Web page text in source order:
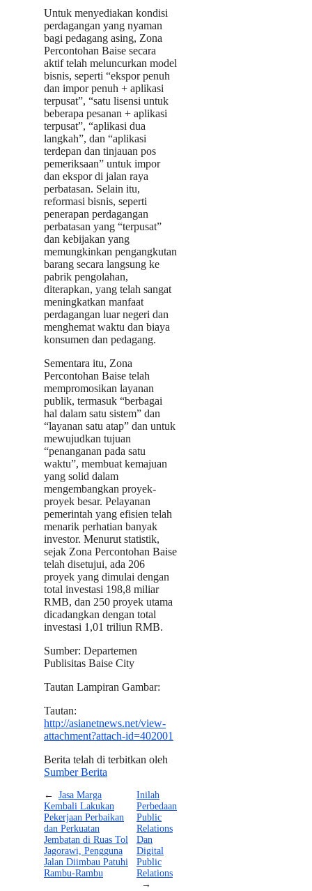
Untuk menyediakan kondisi
perdagangan yang nyaman
bagi pedagang asing, Zona
Percontohan Baise secara
aktif telah meluncurkan model
bisnis, seperti “ekspor penuh
dan impor penuh + aplikasi
terpusat”, “satu lisensi untuk
beberapa pesanan + aplikasi
terpusat”, “aplikasi dua
langkah”, dan “aplikasi
terdepan dan tinjauan pos
pemeriksaan” untuk impor
dan ekspor di jalan raya
perbatasan. Selain itu,
reformasi bisnis, seperti
penerapan perdagangan
perbatasan yang “terpusat”
dan kebijakan yang
memungkinkan pengangkutan
barang secara langsung ke
pabrik pengolahan,
diterapkan, yang telah sangat
meningkatkan manfaat
perdagangan luar negeri dan
menghemat waktu dan biaya
konsumen dan pedagang.
Sementara itu, Zona
Percontohan Baise telah
mempromosikan layanan
publik, termasuk “berbagai
hal dalam satu sistem” dan
“layanan satu atap” dan untuk
mewujudkan tujuan
“penanganan pada satu
waktu”, membuat kemajuan
yang solid dalam
mengembangkan proyek-
proyek besar. Pelayanan
pemerintah yang efisien telah
menarik perhatian banyak
investor. Menurut statistik,
sejak Zona Percontohan Baise
telah disetujui, ada 206
proyek yang dimulai dengan
total investasi 198,8 miliar
RMB, dan 250 proyek utama
dicadangkan dengan total
investasi 1,01 triliun RMB.
Sumber: Departemen
Publisitas Baise City
Tautan Lampiran Gambar:
Tautan:
http://asianetnews.net/view-
attachment?attach-id=402001
Berita telah di terbitkan oleh
Sumber Berita
← Jasa Marga
Kembali Lakukan
Pekerjaan Perbaikan
dan Perkuatan
Jembatan di Ruas Tol
Jagorawi, Pengguna
Jalan Diimbau Patuhi
Rambu-Rambu
Inilah
Perbedaan
Public
Relations
Dan
Digital
Public
Relations
→